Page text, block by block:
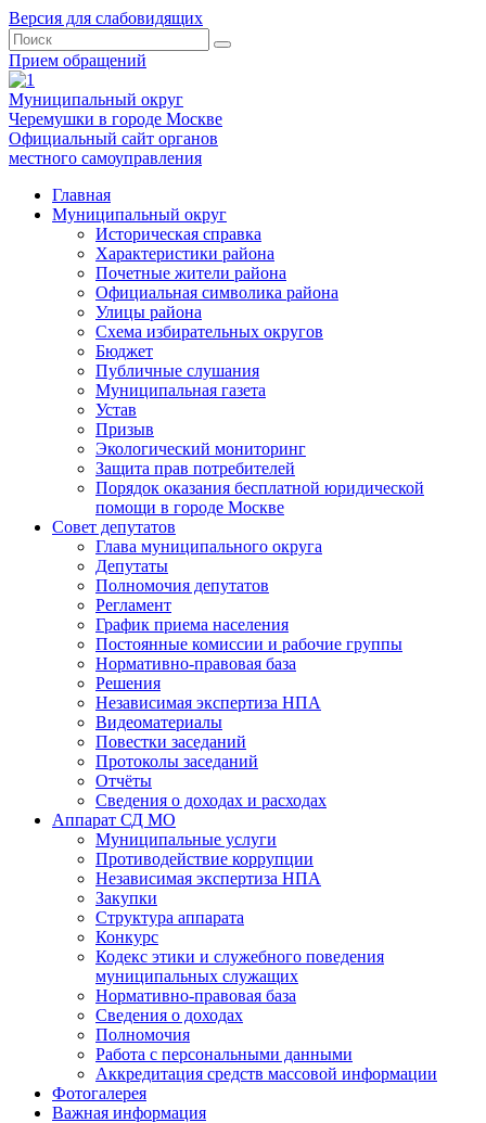
Версия для слабовидящих
Прием обращений
Муниципальный округ
Черемушки в городе Москве
Официальный сайт органов
местного самоуправления
Главная
Муниципальный округ
Историческая справка
Характеристики района
Почетные жители района
Официальная символика района
Улицы района
Схема избирательных округов
Бюджет
Публичные слушания
Муниципальная газета
Устав
Призыв
Экологический мониторинг
Защита прав потребителей
Порядок оказания бесплатной юридической
помощи в городе Москве
Совет депутатов
Глава муниципального округа
Депутаты
Полномочия депутатов
Регламент
График приема населения
Постоянные комиссии и рабочие группы
Нормативно-правовая база
Решения
Независимая экспертиза НПА
Видеоматериалы
Повестки заседаний
Протоколы заседаний
Отчёты
Сведения о доходах и расходах
Аппарат СД МО
Муниципальные услуги
Противодействие коррупции
Независимая экспертиза НПА
Закупки
Структура аппарата
Конкурс
Кодекс этики и служебного поведения
муниципальных служащих
Нормативно-правовая база
Сведения о доходах
Полномочия
Работа с персональными данными
Аккредитация средств массовой информации
Фотогалерея
Важная информация